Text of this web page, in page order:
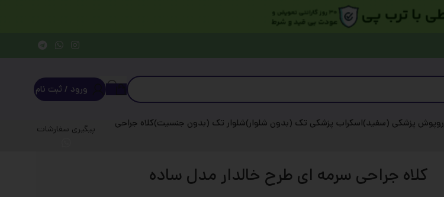
ورود / ثبت نام
روپوش پزشکی (سفید)اسکراب پزشکی تک (بدون شلوار)شلوار تک (بدون جنسیت)کلاه جراحی
پیگیری سفارشات
کلاه جراحی سرمه ای طرح خالدار مدل ساده